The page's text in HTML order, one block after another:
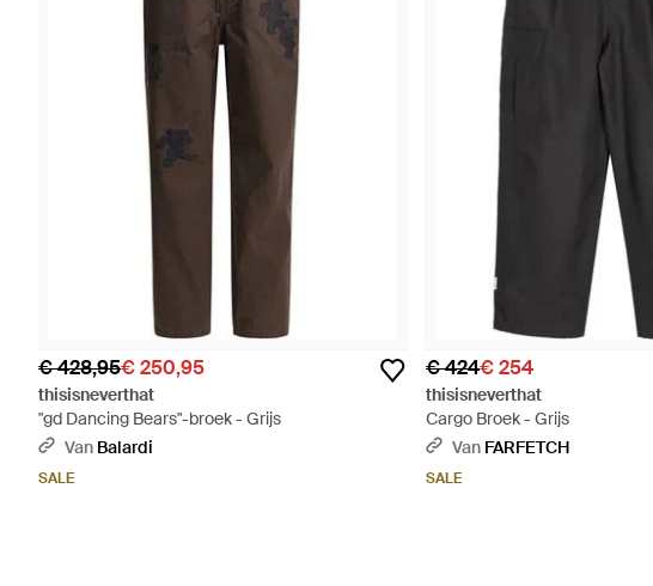
€ 428,95€ 250,95
thisisneverthat
"gd Dancing Bears"-broek - Grijs
Van Balardi
SALE
€ 424€ 254
thisisneverthat
Cargo Broek - Grijs
Van FARFETCH
SALE